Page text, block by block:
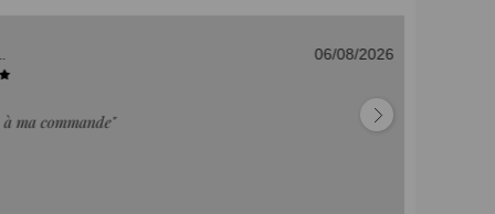
06/08/2026
commande"